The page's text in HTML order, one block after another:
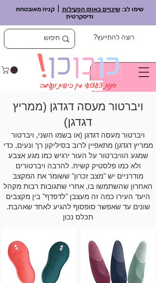
שימו לב: שינויים באופן הפעילות | קניה מאובטחת
ודיסקרטית
רוצה להתייעץ?
חנותצעצועי מין כיפית ונעימה
ויברטור מעסה דגדגן (ממריץ
דגדגן)
ויברטור מעסה דגדגן (או בשמו השני, ויברטור
ממריץ דגדגן) מתאפיין לרוב בסיליקון רך ונעים, כדי
שמגע הוויברטור על העור ירגיש כמו מגע אצבע
ולא כמו פלסטיק קשיח. להרבה ויברטורים
מודרניים יש "מצב זכרון" ששומר את המקצב
האחרון שהשתמשו בו, אחרי שתגובות רבות מקהל
היעד העירו כמה זה מעצבן "לדפדף" בין מקצבים
שונים עד שאפשר סופסוף להגיע לאחד שאהבת.
תכלס נכון